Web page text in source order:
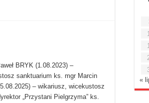
BRYK (1.08.2023) –
sanktuarium ks. mgr Marcin
– wikariusz, wicekustosz
„Przystani Pielgrzyma” ks.
«